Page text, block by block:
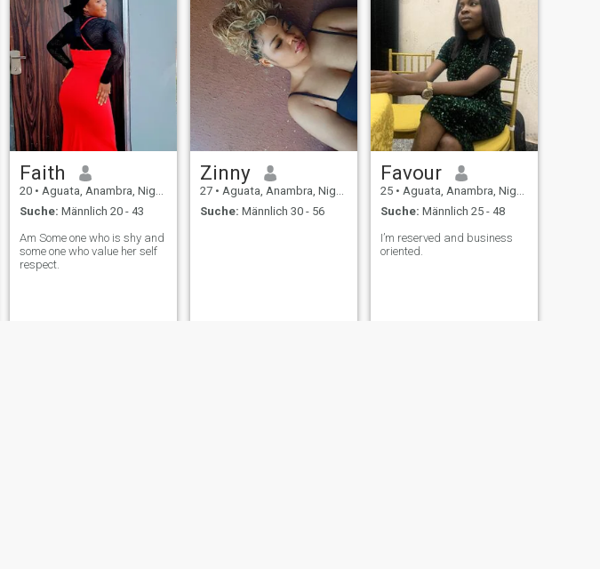
Faith
20 • Aguata, Anambra, Nigeria
Suche: Männlich 20 - 43
Am Some one who is shy and
some one who value her self
respect.
Zinny
27 • Aguata, Anambra, Nigeria
Suche: Männlich 30 - 56
Favour
25 • Aguata, Anambra, Nigeria
Suche: Männlich 25 - 48
I’m reserved and business
oriented.